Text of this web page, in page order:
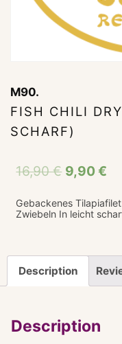
M90.
FISH CHILI DRY
SCHARF)
16,90€ 9,90€
Gebackenes
Zwiebeln In leicht
Description
Description